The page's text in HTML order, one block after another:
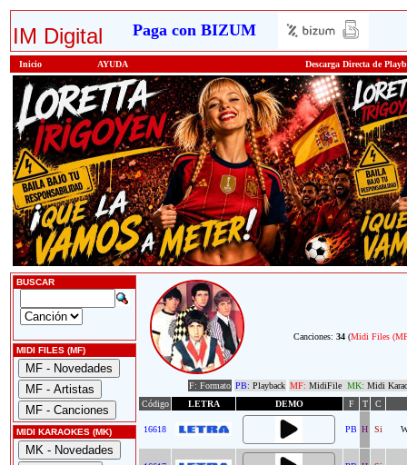
IM Digital Paga con BIZUM
Inicio AYUDA Descarga Directa de
BUSCAR
MIDI FILES (MF)
MIDI KARAOKES (MK)
Canciones: 34 (Midi Files
F: Formato PB: Playback MF: MidiFile MK: Midi
Código
LETRA DEMO F T C
16618 PB H Si